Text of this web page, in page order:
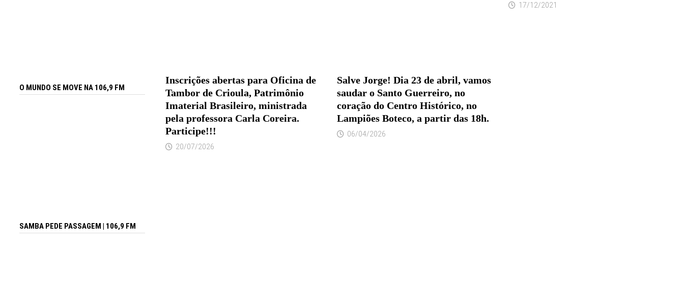
Inscrições abertas para Oficina de
Tambor de Crioula, Patrimônio
Imaterial Brasileiro, ministrada
pela professora Carla Coreira.
Participe!!!
20/07/2026
Salve Jorge! Dia 23 de abril, vamos
saudar o Santo Guerreiro, no
coração do Centro Histórico, no
Lampiões Boteco, a partir das 18h.
06/04/2026
17/12/2021
O MUNDO SE MOVE NA 106,9 FM
SAMBA PEDE PASSAGEM | 106,9 FM